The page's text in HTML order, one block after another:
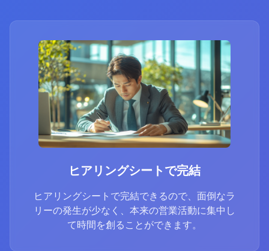
ヒアリングシートで完結
ヒアリングシートで完結できるので、面倒なラ
リーの発生が少なく、本来の営業活動に集中し
て時間を創ることができます。